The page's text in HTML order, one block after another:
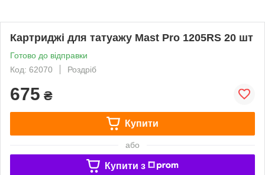
Картриджі для татуажу Mast Pro 1205RS 20 шт
Готово до відправки
Код: 62070
Роздріб
675 ₴
Купити
або
Купити з